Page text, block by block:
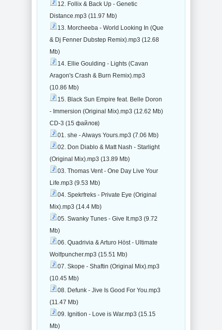
12. Follix & Back Up - Genetic
Distance.mp3 (11.97 Mb)
13. Morcheeba - World Looking In (Que
& Dj Fenner Dubstep Remix).mp3 (12.68
Mb)
14. Ellie Goulding - Lights (Cavan
Aragon's Crash & Burn Remix).mp3
(10.86 Mb)
15. Black Sun Empire feat. Belle Doron
- Immersion (Original Mix).mp3 (12.62 Mb)
CD-3 (15 файлов)
01. she - Always Yours.mp3 (7.06 Mb)
02. Don Diablo & Matt Nash - Starlight
(Original Mix).mp3 (13.89 Mb)
03. Thomas Vent - One Day Live Your
Life.mp3 (9.53 Mb)
04. Spekrfreks - Private Eye (Original
Mix).mp3 (14.4 Mb)
05. Swanky Tunes - Give It.mp3 (9.72
Mb)
06. Quadrivia & Arturo Höst - Ultimate
Wolfpuncher.mp3 (15.51 Mb)
07. Skope - Shaftin (Original Mix).mp3
(10.45 Mb)
08. Defunk - Jive Is Good For You.mp3
(11.47 Mb)
09. Ignition - Love is War.mp3 (15.15
Mb)